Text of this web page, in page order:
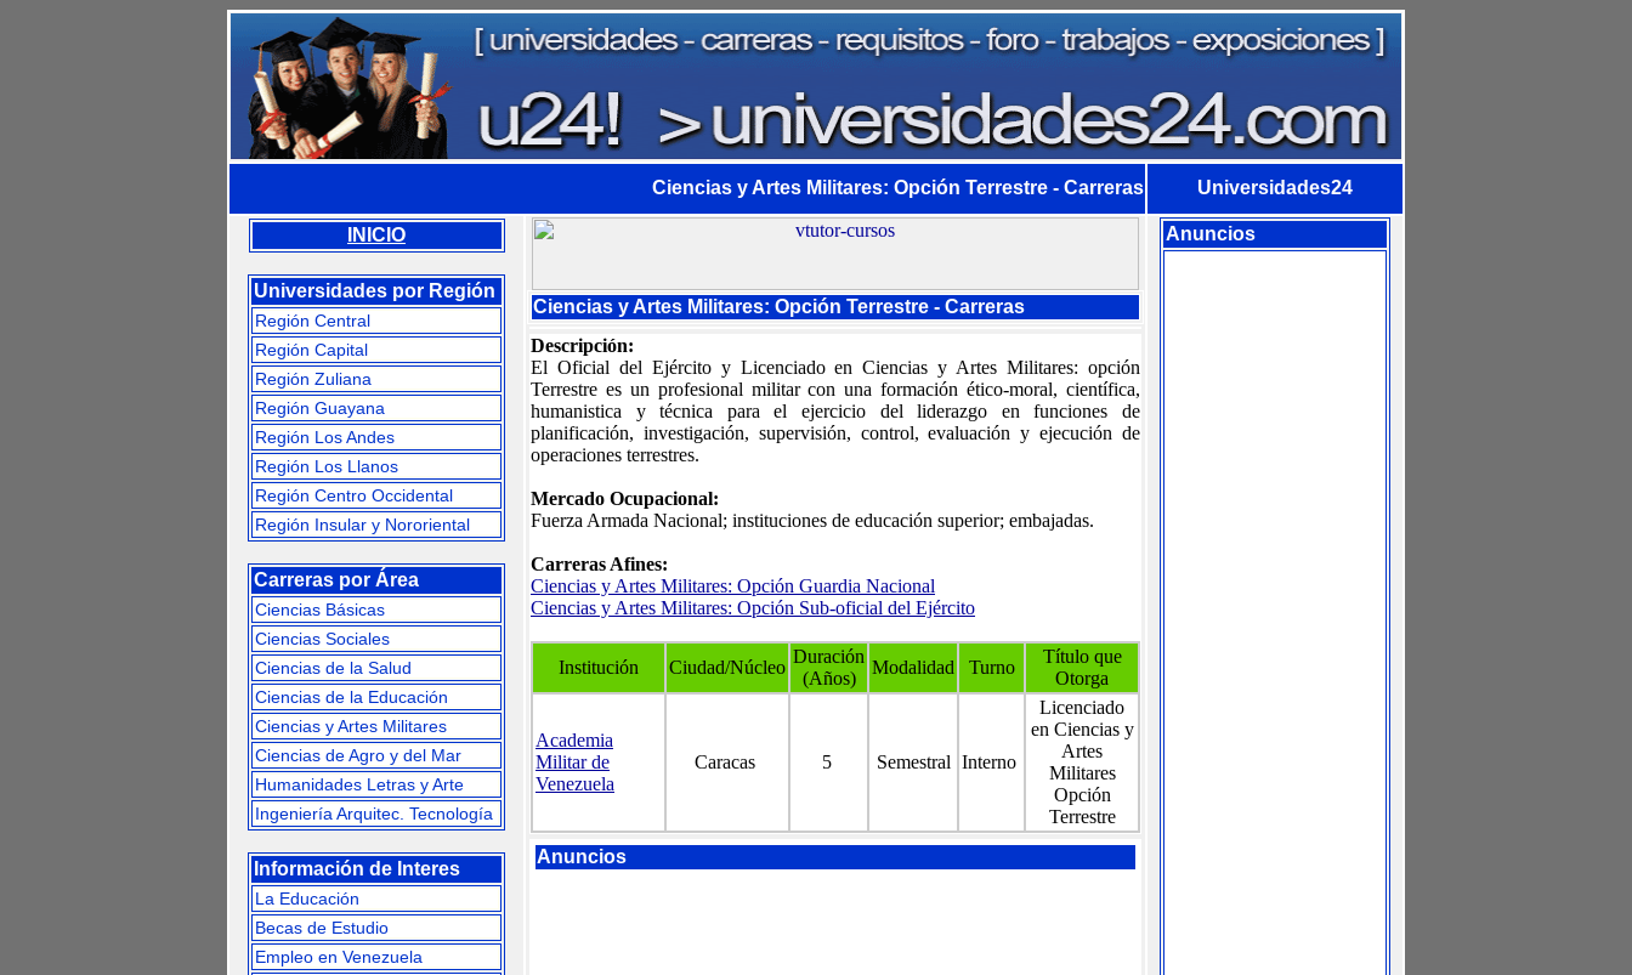
Ciencias y Artes Militares: Opción Terrestre - Carreras Universidades24
INICIO
Universidades por Región
Región Central
Región Capital
Región Zuliana
Región Guayana
Región Los Andes
Región Los Llanos
Región Centro Occidental
Región Insular y Nororiental
Carreras por Área
Ciencias Básicas
Ciencias Sociales
Ciencias de la Salud
Ciencias de la Educación
Ciencias y Artes Militares
Ciencias de Agro y del Mar
Humanidades Letras y Arte
Ingeniería Arquitec. Tecnología
Información de Interes
La Educación
Becas de Estudio
Empleo en Venezuela
Ciencias y Artes Militares: Opción Terrestre - Carreras
Descripción:
El Oficial del Ejército y Licenciado en Ciencias y Artes Militares: opción
Terrestre es un profesional militar con una formación ético-moral, científica,
humanistica y técnica para el ejercicio del liderazgo en funciones de
planificación, investigación, supervisión, control, evaluación y ejecución de
operaciones terrestres.
Mercado Ocupacional:
Fuerza Armada Nacional; instituciones de educación superior; embajadas.
Carreras Afines:
Ciencias y Artes Militares: Opción Guardia Nacional
Ciencias y Artes Militares: Opción Sub-oficial del Ejército
Institución Ciudad/Núcleo
Duración
(Años)
Modalidad Turno
Título que
Otorga
Academia
Militar de
Venezuela
Caracas 5 Semestral Interno
Licenciado
en Ciencias y
Artes
Militares
Opción
Terrestre
Anuncios
Anuncios